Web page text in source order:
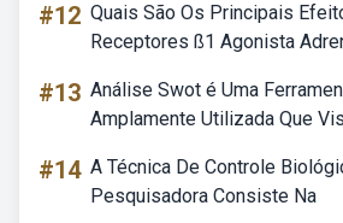
#12 Quais São Os Principais
Receptores ß1 Agonista
#13 Análise Swot é Uma
Amplamente Utilizada Que
#14 A Técnica De Controle
Pesquisadora Consiste Na